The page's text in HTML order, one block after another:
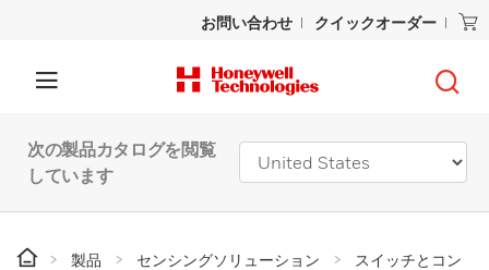
お問い合わせ クイックオーダー
次の製品カタログを閲覧
しています
製品 センシングソリューション
スイッチとコン